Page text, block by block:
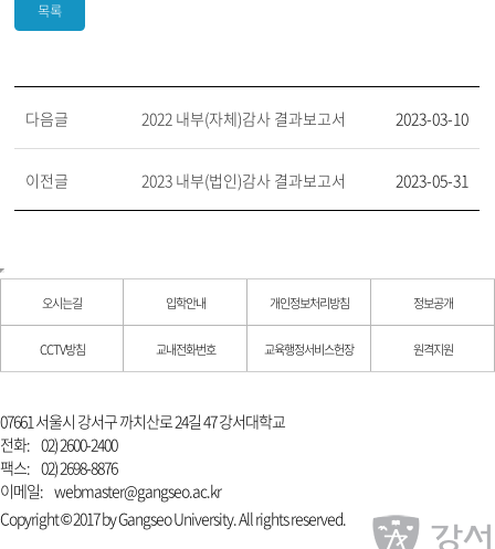
목록
다음글 2022 내부(자체)감사 결과보고서 2023-03-10
이전글 2023 내부(법인)감사 결과보고서 2023-05-31
오시는길 입학안내 개인정보처리방침 정보공개
CCTV방침 교내전화번호 교육행정서비스헌장 원격지원
07661 서울시 강서구 까치산로 24길 47 강서대학교
전화: 02) 2600-2400
팩스: 02) 2698-8876
이메일: webmaster@gangseo.ac.kr
Copyright © 2017 by Gangseo University. All rights reserved.